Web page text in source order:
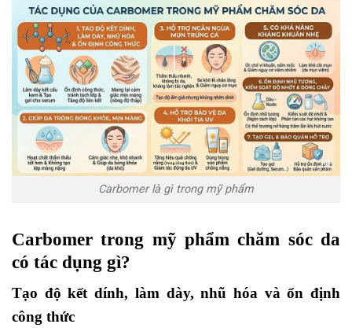
Carbomer là gì trong mỹ phẩm
Carbomer trong mỹ phẩm chăm sóc da
có tác dụng gì?
Tạo độ kết dính, làm dày, nhũ hóa và ổn định
công thức